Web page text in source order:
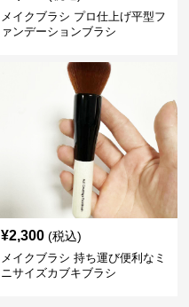
メイクブラシ プロ仕上げ平型フ
ァンデーションブラシ
¥2,300 (税込)
メイクブラシ 持ち運び便利なミ
ニサイズカブキブラシ